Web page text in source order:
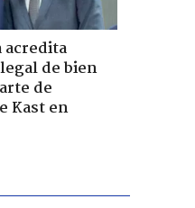
de bien
de
Kast en